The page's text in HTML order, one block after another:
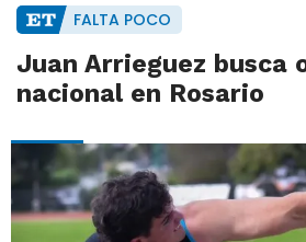
FALTA POCO
Juan Arrieguez busca
nacional en Rosario